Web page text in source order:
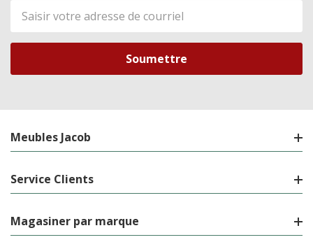
Adresse
de
courriel
Meubles Jacob
Service Clients
Magasiner par marque